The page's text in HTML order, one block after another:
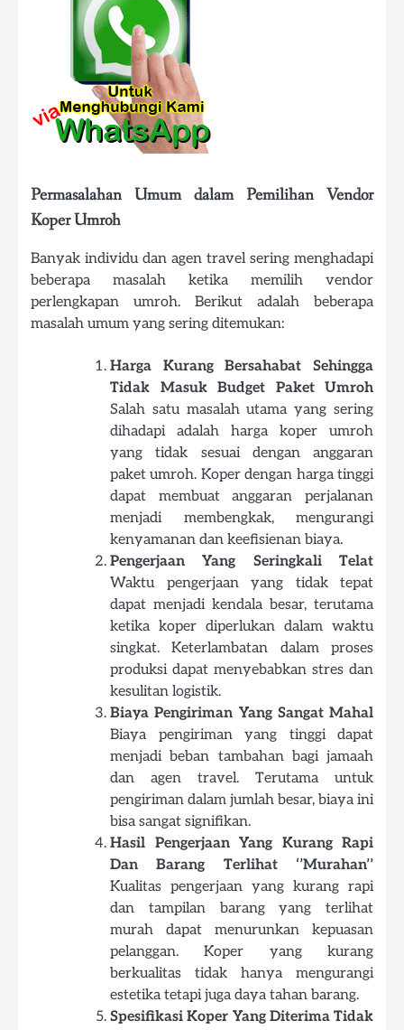
Permasalahan Umum dalam Pemilihan Vendor
Koper Umroh
Banyak individu dan agen travel sering menghadapi
beberapa masalah ketika memilih vendor
perlengkapan umroh. Berikut adalah beberapa
masalah umum yang sering ditemukan:
Harga Kurang Bersahabat Sehingga
Tidak Masuk Budget Paket Umroh
Salah satu masalah utama yang sering
dihadapi adalah harga koper umroh
yang tidak sesuai dengan anggaran
paket umroh. Koper dengan harga tinggi
dapat membuat anggaran perjalanan
menjadi membengkak, mengurangi
kenyamanan dan keefisienan biaya.
Pengerjaan Yang Seringkali Telat
Waktu pengerjaan yang tidak tepat
dapat menjadi kendala besar, terutama
ketika koper diperlukan dalam waktu
singkat. Keterlambatan dalam proses
produksi dapat menyebabkan stres dan
kesulitan logistik.
Biaya Pengiriman Yang Sangat Mahal
Biaya pengiriman yang tinggi dapat
menjadi beban tambahan bagi jamaah
dan agen travel. Terutama untuk
pengiriman dalam jumlah besar, biaya ini
bisa sangat signifikan.
Hasil Pengerjaan Yang Kurang Rapi
Dan Barang Terlihat ‘’Murahan’’
Kualitas pengerjaan yang kurang rapi
dan tampilan barang yang terlihat
murah dapat menurunkan kepuasan
pelanggan. Koper yang kurang
berkualitas tidak hanya mengurangi
estetika tetapi juga daya tahan barang.
Spesifikasi Koper Yang Diterima Tidak